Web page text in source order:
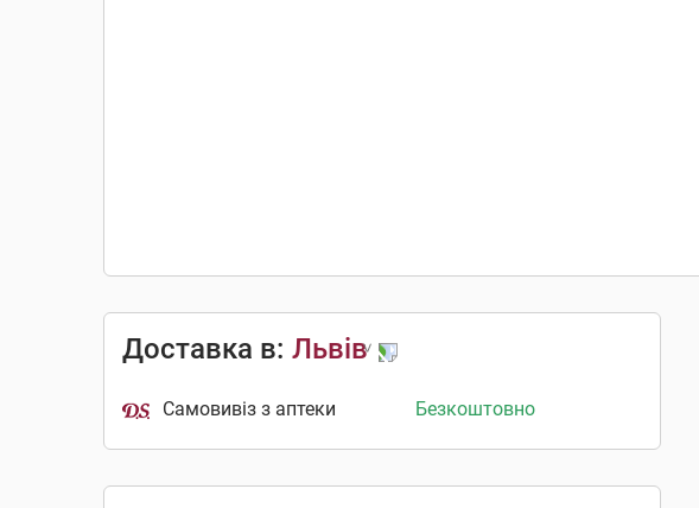
Доставка в: Львів
Самовивіз з аптеки Безкоштовно